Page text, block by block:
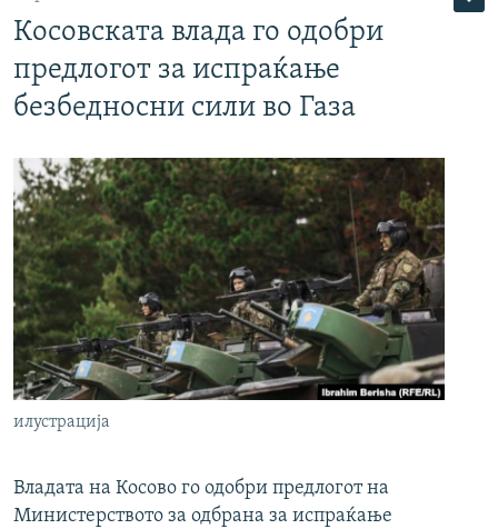
Косовската влада го одобри
предлогот за испраќање
безбедносни сили во Газа
илустрација
Владата на Косово го одобри предлогот на
Министерството за одбрана за испраќање